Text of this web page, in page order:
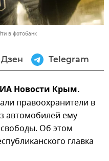
в фотобанк
Дзен Telegram
Новости Крым.
правоохранители в
автомобилей ему
Об этом
главка